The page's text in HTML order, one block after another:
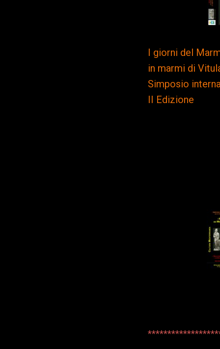
I giorni del
in marmi di
Simposio
II Edizione